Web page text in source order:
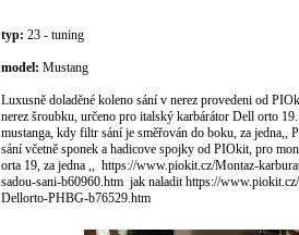
typ: 23 - tuning
model: Mustang
Luxusně doladěné koleno sání v nerez provedeni od
nerez šroubku, určeno pro italský karbárátor Dell orto
mustanga, kdy filtr sání je směřován do boku, za jedna,,
sání včetně sponek a hadicove spojky od PIOkit, pro
orta 19, za jedna ,, https://www.piokit.cz/Montaz-
sadou-sani-b60960.htm jak naladit https://
Dellorto-PHBG-b76529.htm